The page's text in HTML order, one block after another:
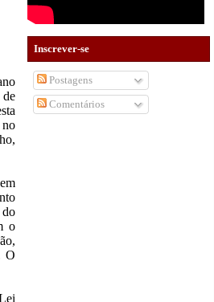
o
O
Inscrever-se
Postagens
Comentários